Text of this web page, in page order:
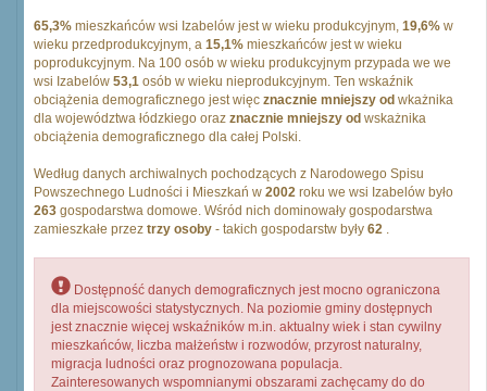
65,3% mieszkańców wsi Izabelów jest w wieku produkcyjnym, 19,6% w
wieku przedprodukcyjnym, a 15,1% mieszkańców jest w wieku
poprodukcyjnym. Na 100 osób w wieku produkcyjnym przypada we we
wsi Izabelów 53,1 osób w wieku nieprodukcyjnym. Ten wskaźnik
obciążenia demograficznego jest więc znacznie mniejszy od wkażnika
dla województwa łódzkiego oraz znacznie mniejszy od wskażnika
obciążenia demograficznego dla całej Polski.
Według danych archiwalnych pochodzących z Narodowego Spisu
Powszechnego Ludności i Mieszkań w 2002 roku we wsi Izabelów było
263 gospodarstwa domowe. Wśród nich dominowały gospodarstwa
zamieszkałe przez trzy osoby - takich gospodarstw były 62 .
Dostępność danych demograficznych jest mocno ograniczona
dla miejscowości statystycznych. Na poziomie gminy dostępnych
jest znacznie więcej wskaźników m.in. aktualny wiek i stan cywilny
mieszkańców, liczba małżeństw i rozwodów, przyrost naturalny,
migracja ludności oraz prognozowana populacja.
Zainteresowanych wspomnianymi obszarami zachęcamy do do